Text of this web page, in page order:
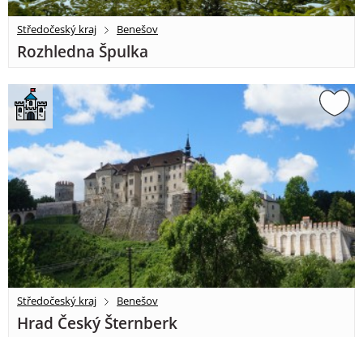
Středočeský kraj Benešov
Rozhledna Špulka
Středočeský kraj Benešov
Hrad Český Šternberk